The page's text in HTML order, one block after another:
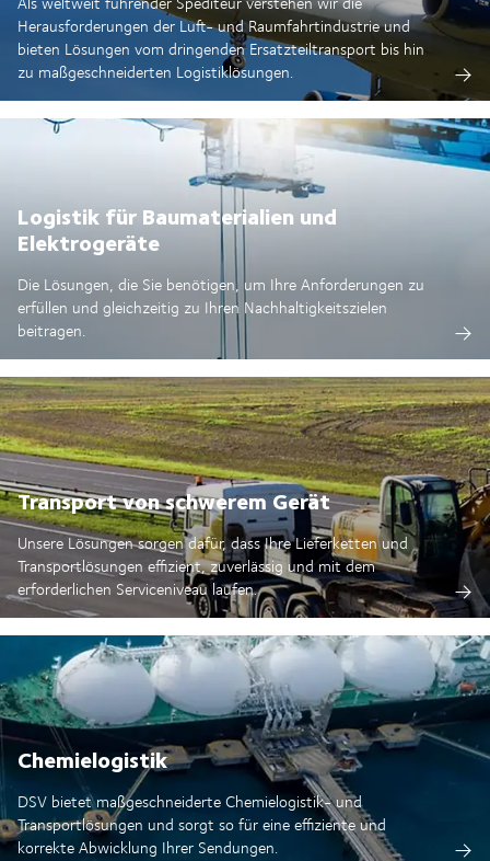
Herausforderungen der Luft- und Raumfahrtindustrie und
bieten Lösungen vom dringenden Ersatzteiltransport bis hin
zu maßgeschneiderten Logistiklösungen.
Logistik für Baumaterialien und
Elektrogeräte
Die Lösungen, die Sie benötigen, um Ihre Anforderungen zu
erfüllen und gleichzeitig zu Ihren Nachhaltigkeitszielen
beitragen.
Transport von schwerem Gerät
Unsere Lösungen sorgen dafür, dass Ihre Lieferketten und
Transportlösungen effizient, zuverlässig und mit dem
erforderlichen Serviceniveau laufen.
Chemielogistik
DSV bietet maßgeschneiderte Chemielogistik- und
Transportlösungen und sorgt so für eine effiziente und
korrekte Abwicklung Ihrer Sendungen.